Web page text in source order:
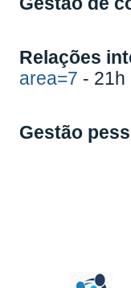
Relações
area=7 - 21h
Gestão